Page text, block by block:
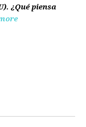
. ¿Qué piensa